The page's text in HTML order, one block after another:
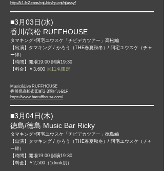
http://k1.fc2.com/cgi-bin/hp.cgi/glassy/
■3月03日(水)​
香川/高松 RUFFHOUSE
タマキング×阿宅ユウスケ「チビデカツアー」高松編
【出演】タマキング / かろう（THE春夏秋冬）/ 阿宅ユウスケ（チャ
ー絆）
【時間】開場19:00 開演19:30
【料金】￥3,600 ※11名限定
Music&Live RUFFHOUSE
香川県高松市田町2-3岡ビルB1F
https://www.barruffhouse.com/
■3月04日(木)​
徳島/徳島 Music Bar Ricky
タマキング×阿宅ユウスケ「チビデカツアー」徳島編
【出演】タマキング / かろう（THE春夏秋冬）/ 阿宅ユウスケ（チャ
ー絆）
【時間】開場19:00 開演19:30
【料金】￥2,500（1drink別）